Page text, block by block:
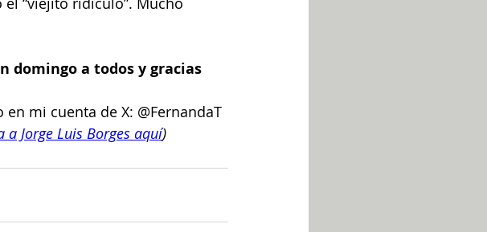
domingo a todos y gracias
mi cuenta de X: @FernandaT
Jorge Luis Borges aquí)